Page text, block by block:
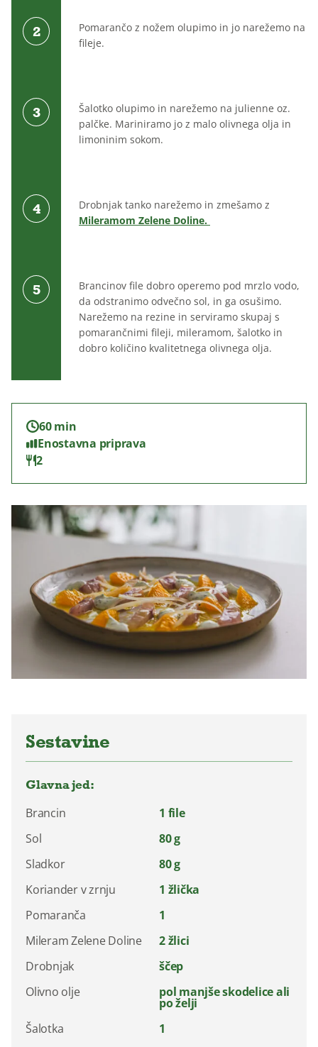
Pomarančo z nožem olupimo in jo narežemo na
fileje.
Šalotko olupimo in narežemo na julienne oz.
palčke. Mariniramo jo z malo olivnega olja in
limoninim sokom.
Drobnjak tanko narežemo in zmešamo z
Mileramom Zelene Doline.
Brancinov file dobro operemo pod mrzlo vodo,
da odstranimo odvečno sol, in ga osušimo.
Narežemo na rezine in serviramo skupaj s
pomarančnimi fileji, mileramom, šalotko in
dobro količino kvalitetnega olivnega olja.
60 min
Enostavna priprava
2
Sestavine
Glavna jed:
Brancin
1 file
Sol
80 g
Sladkor
80 g
Koriander v zrnju
1 žlička
Pomaranča
1
Mileram Zelene Doline
2 žlici
Drobnjak
ščep
Olivno olje
pol manjše skodelice ali
po želji
Šalotka
1